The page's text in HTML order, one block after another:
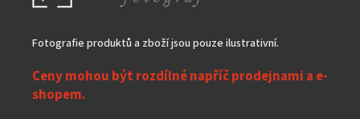
Fotografie produktů a zboží jsou pouze ilustrativní.
Ceny mohou být rozdílné napříč prodejnami a e-
shopem.